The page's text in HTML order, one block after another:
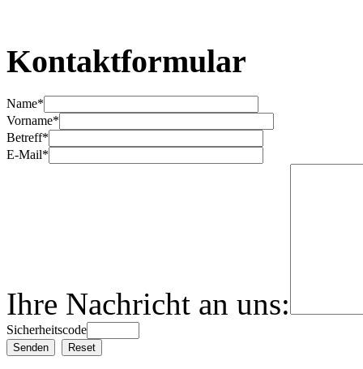
Kontaktformular
Name*
Vorname*
Betreff*
E-Mail*
Ihre Nachricht an uns:
Sicherheitscode